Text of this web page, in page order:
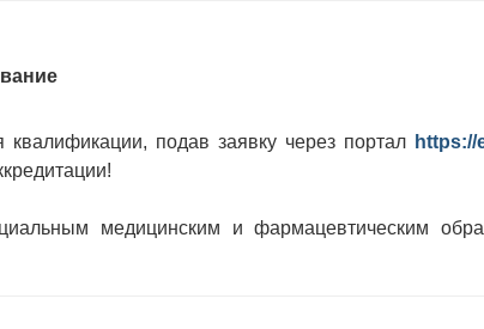
подав заявку через портал https://
медицинским и фармацевтическим